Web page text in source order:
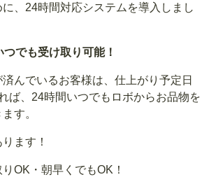
、24時間対応システムを導入しまし
つでも受け取り可能！
んでいるお客様は、仕上がり予定日
ば、24時間いつでもロボからお品物を
す。
ます！
OK・朝早くでもOK！